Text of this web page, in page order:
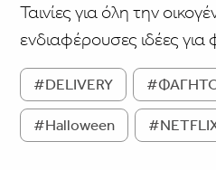
Ταινίες για όλη την
ενδιαφέρουσες ιδέες για
#DELIVERY
#Halloween